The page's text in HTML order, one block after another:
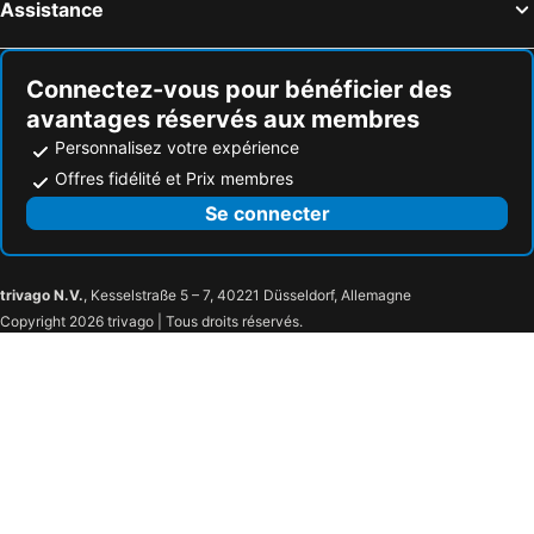
Hôtels Aschheim
Hôtels Bad Wiessee
Hôtels Lam
Assistance
Connectez-vous pour bénéficier des
avantages réservés aux membres
Personnalisez votre expérience
Offres fidélité et Prix membres
Se connecter
trivago N.V., Kesselstraße 5 – 7, 40221 Düsseldorf, Allemagne
Copyright 2026 trivago | Tous droits réservés.